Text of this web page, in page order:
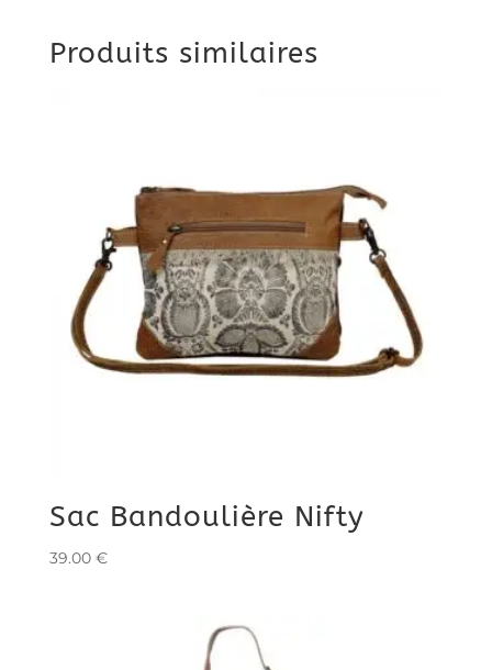
Produits similaires
Sac Bandoulière Nifty
39.00 €